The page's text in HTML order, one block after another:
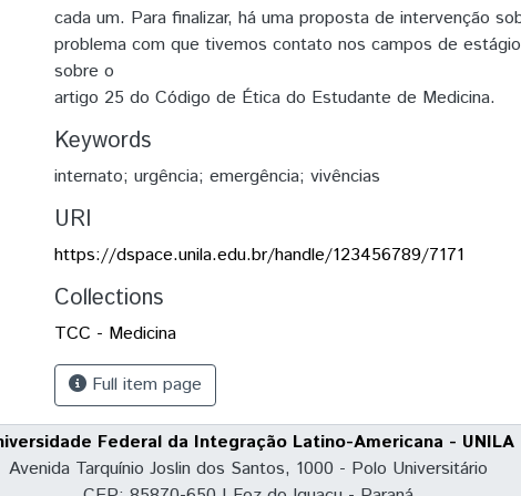
cada um. Para finalizar, há uma proposta de intervenção
problema com que tivemos contato nos campos de
sobre o
artigo 25 do Código de Ética do Estudante de Medicina.
Keywords
internato; urgência; emergência; vivências
URI
https://dspace.unila.edu.br/handle/123456789/7171
Collections
TCC - Medicina
Full item page
Federal da Integração Latino-Americana - UNILA
Avenida Tarquínio Joslin dos Santos, 1000 - Polo Universitário